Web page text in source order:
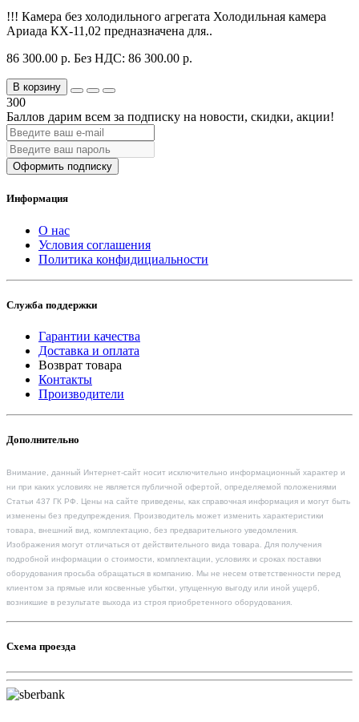
!!! Камера без холодильного агрегата Холодильная камера
Ариада КХ-11,02 предназначена для..
86 300.00 р. Без НДС: 86 300.00 р.
В корзину
300
Баллов дарим всем за подписку на новости, скидки, акции!
Оформить подписку
Информация
О нас
Условия соглашения
Политика конфидициальности
Служба поддержки
Гарантии качества
Доставка и оплата
Возврат товара
Контакты
Производители
Дополнительно
Внимание, данный Интернет-сайт носит исключительно информационный характер и
ни при каких условиях не является публичной офертой, определяемой положениями
Статьи 437 ГК РФ. Цены на сайте приведены, как справочная информация и могут быть
изменены без предупреждения. Производитель может изменить характеристики
товара, внешний вид, комплектацию, без предварительного уведомления.
Изображения могут отличаться от действительного вида товара. Для получения
подробной информации о стоимости, комплектации, условиях и сроках поставки
оборудования просьба обращаться в компанию. Мы не несем ответственности перед
клиентом за прямые или косвенные убытки, упущенную выгоду или иной ущерб,
возникшие в результате выхода из строя приобретенного оборудования.
Схема проезда